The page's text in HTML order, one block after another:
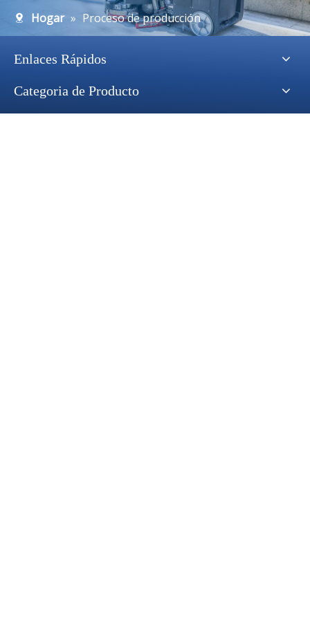
Hogar » Proceso de producción
Enlaces Rápidos
Categoria de Producto